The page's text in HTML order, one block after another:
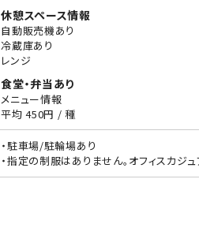
休憩スペース情報
自動販売機あり
冷蔵庫あり
レンジ
食堂・弁当あり
メニュー情報
平均 450円 / 種
・駐車場/駐輪場あり
・指定の制服はありません。オフィスカジュ